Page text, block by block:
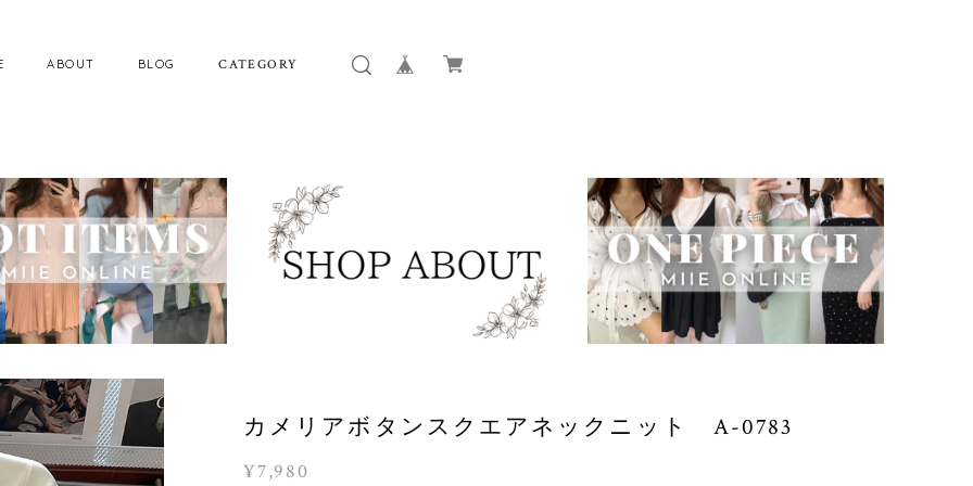
ABOUT BLOG CATEGORY
カメリアボタンスクエアネックニット A-0783
¥7,980